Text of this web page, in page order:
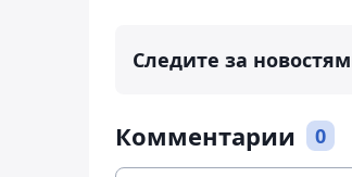
Следите за
Комментарии 0